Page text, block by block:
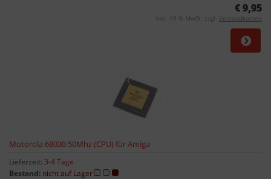
€ 9,95
inkl. 19 % MwSt. zzgl. Versandkosten
Motorola 68030 50Mhz (CPU) für Amiga
Lieferzeit: 3-4 Tage
Bestand: nicht auf Lager